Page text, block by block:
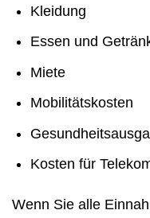
Kleidung
Essen und
Miete
Mobilitätskosten
Kosten für
Wenn Sie alle